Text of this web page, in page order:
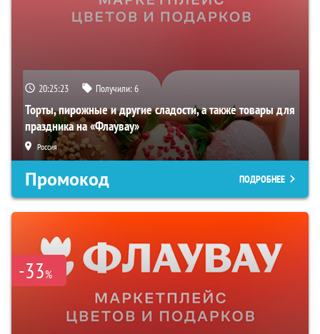
20:25:22 Получили:6
Торты, пирожные и другие сладости, а также товары для
праздника на «Флаувау»
Россия
Промокод ПОДРОБНЕЕ
-33%